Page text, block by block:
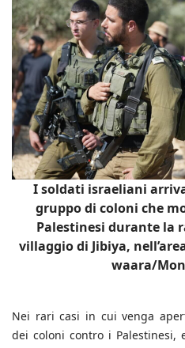
I soldati israeliani
gruppo di coloni che
Palestinesi durante la
villaggio di Jibiya,
waara/
Nei rari casi in cui venga
dei coloni contro i Palestinesi,